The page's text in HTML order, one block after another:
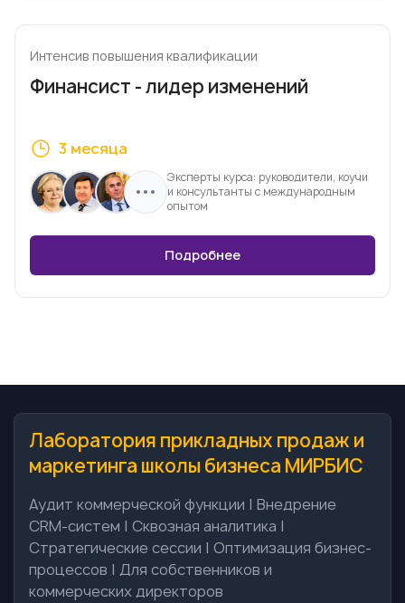
Интенсив повышения квалификации
Финансист - лидер изменений
3 месяца
Эксперты курса: руководители, коучи
и консультанты с международным
опытом
Подробнее
Лаборатория прикладных продаж и
маркетинга школы бизнеса МИРБИС
Аудит коммерческой функции | Внедрение
CRM-систем | Сквозная аналитика |
Стратегические сессии | Оптимизация бизнес-
процессов | Для собственников и
коммерческих директоров